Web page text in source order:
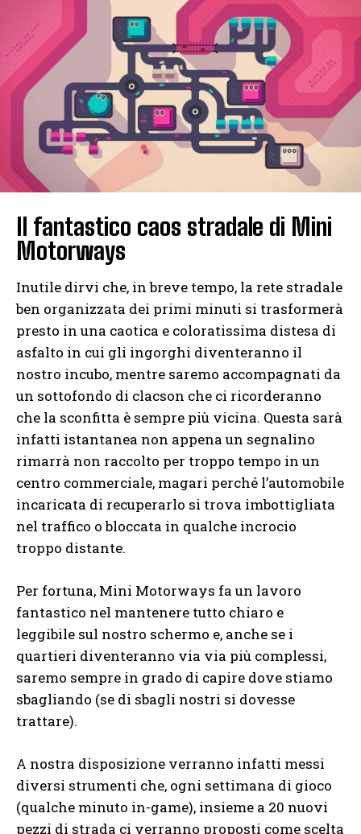
Il fantastico caos stradale di Mini
Motorways
Inutile dirvi che, in breve tempo, la rete stradale
ben organizzata dei primi minuti si trasformerà
presto in una caotica e coloratissima distesa di
asfalto in cui gli ingorghi diventeranno il
nostro incubo, mentre saremo accompagnati da
un sottofondo di clacson che ci ricorderanno
che la sconfitta è sempre più vicina. Questa sarà
infatti istantanea non appena un segnalino
rimarrà non raccolto per troppo tempo in un
centro commerciale, magari perché l’automobile
incaricata di recuperarlo si trova imbottigliata
nel traffico o bloccata in qualche incrocio
troppo distante.
Per fortuna, Mini Motorways fa un lavoro
fantastico nel mantenere tutto chiaro e
leggibile sul nostro schermo e, anche se i
quartieri diventeranno via via più complessi,
saremo sempre in grado di capire dove stiamo
sbagliando (se di sbagli nostri si dovesse
trattare).
A nostra disposizione verranno infatti messi
diversi strumenti che, ogni settimana di gioco
(qualche minuto in-game), insieme a 20 nuovi
pezzi di strada ci verranno proposti come scelta